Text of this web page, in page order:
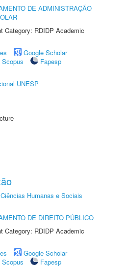
DE ADMINISTRAÇÃO
Category: RDIDP Academic
Google Scholar
Scopus
Fapesp
UNESP
Humanas e Sociais
DE DIREITO PÚBLICO
Category: RDIDP Academic
Google Scholar
Scopus
Fapesp